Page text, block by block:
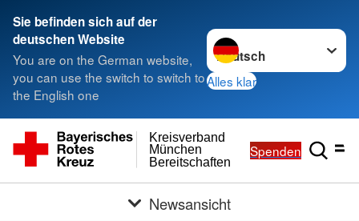
Sie befinden sich auf der
deutschen Website
You are on the German website,
you can use the switch to switch to
the English one
Sprache wechseln zu
Alles klar
Bereitschaften
München
Kreisverband
Spenden
Newsansicht